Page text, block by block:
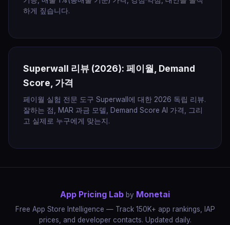
하게 짚습니다.
Superwall 리뷰 (2026): 페이월, Demand
Score, 가격
페이월 실험 전문 도구 Superwall에 대한 2026 독립 리뷰.
잘하는 점, MAR 과금 모델, Demand Score AI 가격, 그리
고 실제로 누구에게 맞는지.
App Pricing Lab by Monetai
Free App Store Intelligence — Track 150K+ app rankings, IAP
prices, and developer contacts. Updated daily.